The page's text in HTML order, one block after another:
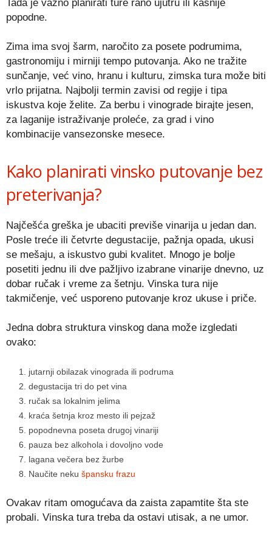
Tada je važno planirati ture rano ujutru ili kasnije
popodne.
Zima ima svoj šarm, naročito za posete podrumima,
gastronomiju i mirniji tempo putovanja. Ako ne tražite
sunčanje, već vino, hranu i kulturu, zimska tura može biti
vrlo prijatna. Najbolji termin zavisi od regije i tipa
iskustva koje želite. Za berbu i vinograde birajte jesen,
za laganije istraživanje proleće, za grad i vino
kombinacije vansezonske mesece.
Kako planirati vinsko putovanje bez
preterivanja?
Najčešća greška je ubaciti previše vinarija u jedan dan.
Posle treće ili četvrte degustacije, pažnja opada, ukusi
se mešaju, a iskustvo gubi kvalitet. Mnogo je bolje
posetiti jednu ili dve pažljivo izabrane vinarije dnevno, uz
dobar ručak i vreme za šetnju. Vinska tura nije
takmičenje, već usporeno putovanje kroz ukuse i priče.
Jedna dobra struktura vinskog dana može izgledati
ovako:
jutarnji obilazak vinograda ili podruma
degustacija tri do pet vina
ručak sa lokalnim jelima
kraća šetnja kroz mesto ili pejzaž
popodnevna poseta drugoj vinariji
pauza bez alkohola i dovoljno vode
lagana večera bez žurbe
Naučite neku špansku frazu
Ovakav ritam omogućava da zaista zapamtite šta ste
probali. Vinska tura treba da ostavi utisak, a ne umor.